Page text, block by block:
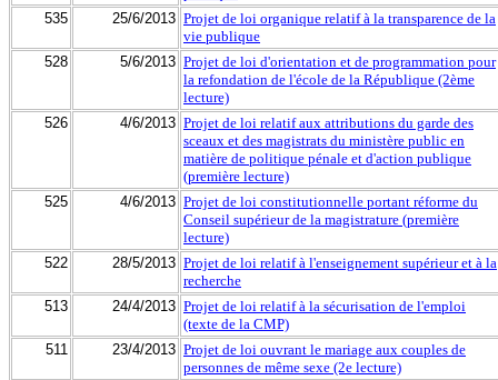
535
25/6/2013 Projet de loi organique relatif à la transparence de la
vie publique
528
5/6/2013 Projet de loi d'orientation et de programmation pour
la refondation de l'école de la République (2ème
lecture)
526
4/6/2013 Projet de loi relatif aux attributions du garde des
sceaux et des magistrats du ministère public en
matière de politique pénale et d'action publique
(première lecture)
525
4/6/2013 Projet de loi constitutionnelle portant réforme du
Conseil supérieur de la magistrature (première
lecture)
522
28/5/2013 Projet de loi relatif à l'enseignement supérieur et à la
recherche
513
24/4/2013 Projet de loi relatif à la sécurisation de l'emploi
(texte de la CMP)
511
23/4/2013 Projet de loi ouvrant le mariage aux couples de
personnes de même sexe (2e lecture)